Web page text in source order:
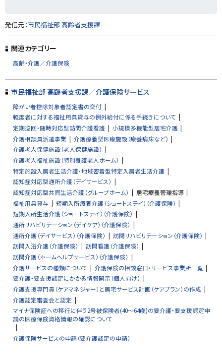
ト
ッ
プ
る
発信元：市民福祉部 高齢者支援課
関連カテゴリー
高齢・介護／介護保険
市民福祉部 高齢者支援課／介護保険サービス
障がい者控除対象者認定書の交付
軽度者に対する福祉用具貸与の例外給付に係る手続きについて
定期巡回・随時対応型訪問介護看護
小規模多機能型居宅介護
介護相談員派遣事業
介護療養型医療施設（療養病床など）
介護老人保健施設（老人保健施設）
介護老人福祉施設（特別養護老人ホーム）
特定施設入居者生活介護・地域密着型特定入居者生活介護
認知症対応型通所介護（デイサービス）
認知症対応型共同生活介護（グループホーム）
居宅療養管理指導
福祉用具貸与
短期入所療養介護（ショートステイ）（介護保険）
短期入所生活介護（ショートステイ）（介護保険）
通所リハビリテーション（デイケア）（介護保険）
通所介護（デイサービス）（介護保険）
訪問リハビリテーション（介護保険）
訪問入浴介護（介護保険）
訪問看護（介護保険）
訪問介護（ホームヘルプサービス）（介護保険）
介護サービスの種類について
介護保険の相談窓口・サービス事業所一覧
要介護・要支援認定にかかる情報開示（個人向け）
介護支援専門員（ケアマネジャー）と居宅サービス計画（ケアプラン）の作成
介護認定審査会と認定
マイナ保険証への移行に伴う2号被保険者(40～64歳)の要介護・要支援認定申
請の医療保険資格情報の確認について
介護保険サービスの申請（要介護認定の申請）